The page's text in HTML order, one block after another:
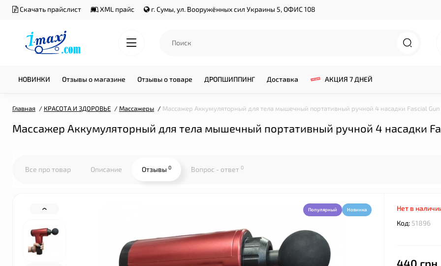
Скачать прайслист XML прайс г. Сумы, ул. Вооружённых сил Украины 5, ОФИС 108
НОВИНКИ Отзывы о магазине Отзывы о товаре ДРОПШИППИНГ Доставка АКЦИЯ 7 ДНЕЙ
Главная КРАСОТА И ЗДОРОВЬЕ Массажеры Массажер Аккумуляторный для тела мышечный портативный ручной 4 насадки Fascial
Массажер Аккумуляторный для тела мышечный портативный ручной 4 насадки
Все про товар Описание Отзывы 0 Вопрос - ответ 0
Популярный Новинка
Нет в
Код: 51896
440 грн